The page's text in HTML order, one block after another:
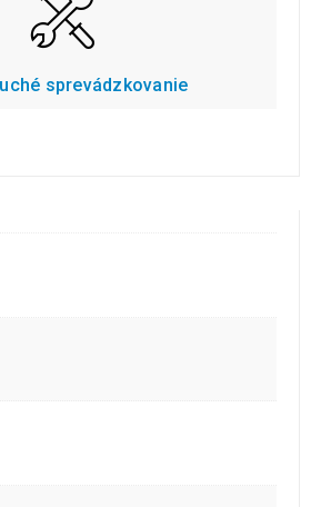
sprevádzkovanie